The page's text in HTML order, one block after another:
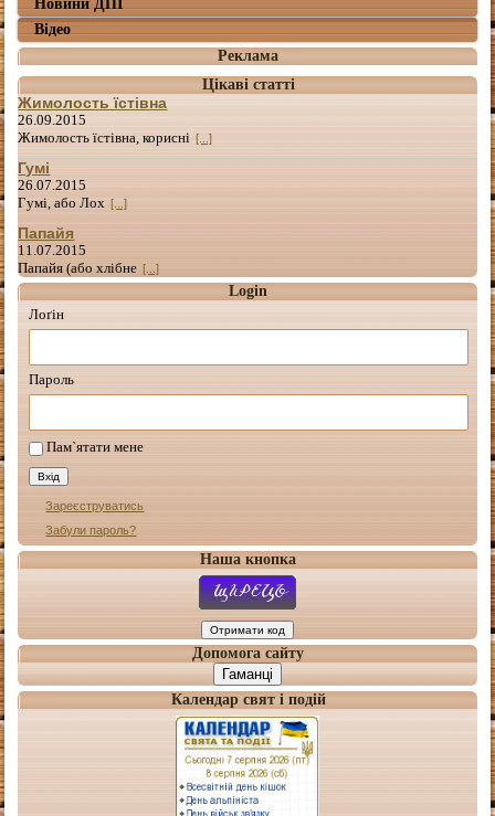
Новини ДПІ
Відео
Реклама
Цікаві статті
Жимолость їстівна
26.09.2015
Жимолость їстівна, корисні [...]
Гумі
26.07.2015
Гумі, або Лох [...]
Папайя
11.07.2015
Папайя (або хлібне [...]
Login
Лоґін
Пароль
Пам`ятати мене
Зареєструватись
Забули пароль?
Наша кнопка
Допомога сайту
Гаманці
Календар свят і подій